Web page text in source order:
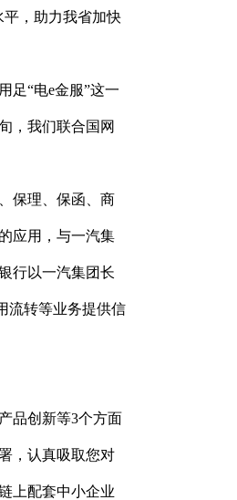
，助力我省加快
足“电e金服”这一
，我们联合国网
保理、保函、商
应用，与一汽集
行以一汽集团长
流转等业务提供信
品创新等3个方面
，认真吸取您对
上配套中小企业